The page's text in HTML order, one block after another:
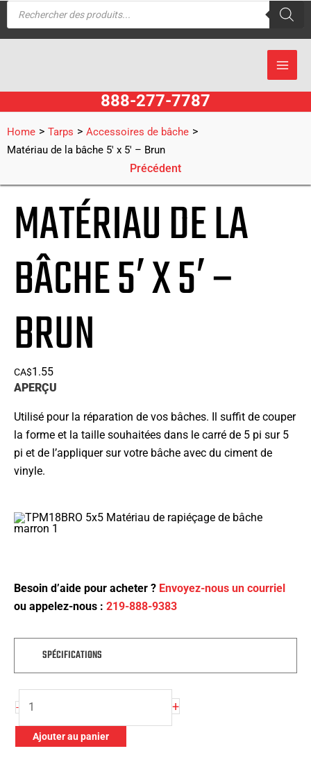
Aller
au
Recherche
888-277-7787
Home > Tarps > Accessoires de bâche >
Matériau de la bâche 5′ x 5′ – Brun
Précédent
MATÉRIAU DE LA
BÂCHE 5′ X 5′ –
BRUN
CA$1.55
APERÇU
Utilisé pour la réparation de vos bâches. Il suffit de couper
la forme et la taille souhaitées dans le carré de 5 pi sur 5
pi et de l’appliquer sur votre bâche avec du ciment de
vinyle.
Besoin d’aide pour acheter ? Envoyez-nous un courriel
ou appelez-nous : 219-888-9383
SPÉCIFICATIONS
-
de
Matériau
+
Ajouter au panier